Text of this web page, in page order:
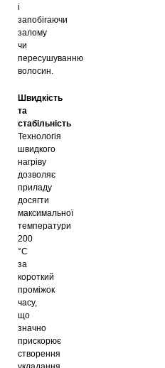
і
запобігаючи
залому
чи
пересушуванню
волосин.
Швидкість
та
стабільність
Технологія
швидкого
нагріву
дозволяє
приладу
досягти
максимальної
температури
200
°C
за
короткий
проміжок
часу,
що
значно
прискорює
створення